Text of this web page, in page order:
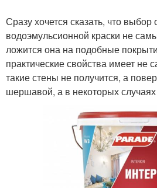
Сразу хочется сказать, что выбор
водоэмульсионной краски не
ложится она на подобные
практические свойства имеет
такие стены не получится, а
шершавой, а в некоторых